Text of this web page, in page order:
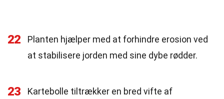
22
Planten hjælper med at forhindre erosion ved
at stabilisere jorden med sine dybe rødder.
23
Kartebolle tiltrækker en bred vifte af